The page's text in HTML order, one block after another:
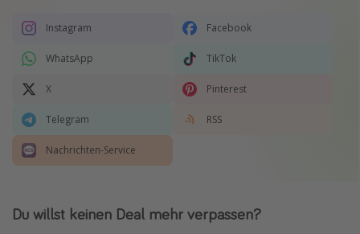
Instagram Facebook
WhatsApp TikTok
X Pinterest
Telegram RSS
Nachrichten-Service
Du willst keinen Deal mehr verpassen?